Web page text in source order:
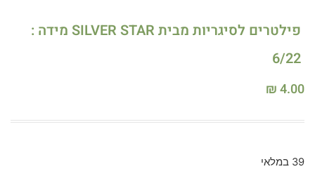
פילטרים לסיגריות מבית SILVER STAR מידה :
6/22
₪4.00
39 במלאי